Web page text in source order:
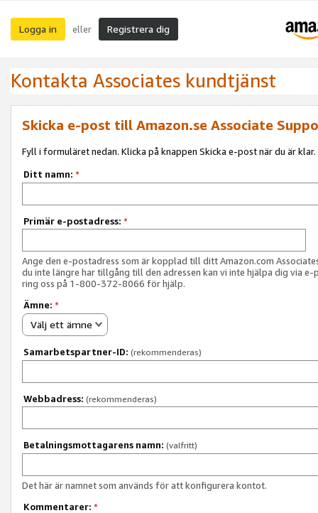
Logga in eller Registrera dig
Kontakta Associates kundtjänst
Skicka e-post till Amazon.se Associate
Fyll i formuläret nedan. Klicka på knappen Skicka e-post när du är klar.
Ditt namn: *
Primär e-postadress: *
Ange den e-postadress som är kopplad till ditt Amazon.com
du inte längre har tillgång till den adressen kan vi inte hjälpa dig via e-
ring oss på 1-800-372-8066 för hjälp.
Ämne: *
Välj ett ämne
Samarbetspartner-ID: (rekommenderas)
Webbadress: (rekommenderas)
Betalningsmottagarens namn: (valfritt)
Det här är namnet som används för att konfigurera kontot.
Kommentarer: *